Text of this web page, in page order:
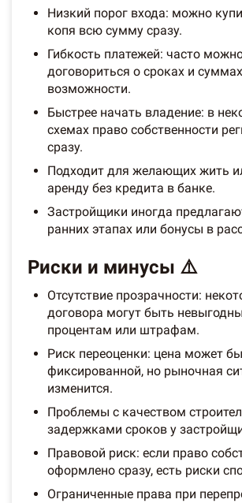
Низкий порог входа: можно
копя всю сумму сразу.
Гибкость платежей: часто
договориться о сроках и
возможности.
Быстрее начать владение: в
схемах право собственности
сразу.
Подходит для желающих жить
аренду без кредита в банке.
Застройщики иногда
ранних этапах или бонусы в
Риски и минусы ⚠️
Отсутствие прозрачности:
договора могут быть
процентам или штрафам.
Риск переоценки: цена может
фиксированной, но рыночная
изменится.
Проблемы с качеством
задержками сроков у
Правовой риск: если право
оформлено сразу, есть риски
Ограниченные права при